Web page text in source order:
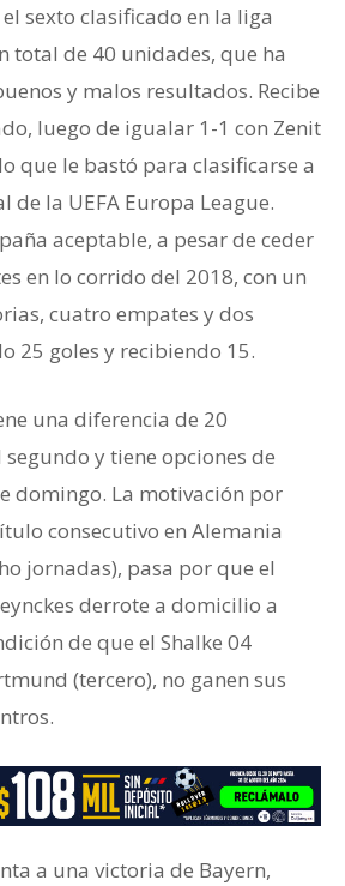
sexto clasificado en la liga
total de 40 unidades, que ha
y malos resultados. Recibe
luego de igualar 1-1 con Zenit
que le bastó para clasificarse a
de la UEFA Europa League.
aceptable, a pesar de ceder
en lo corrido del 2018, con un
cuatro empates y dos
25 goles y recibiendo 15.
una diferencia de 20
y tiene opciones de
domingo. La motivación por
consecutivo en Alemania
jornadas), pasa por que el
derrote a domicilio a
de que el Shalke 04
(tercero), no ganen sus
a una victoria de Bayern,